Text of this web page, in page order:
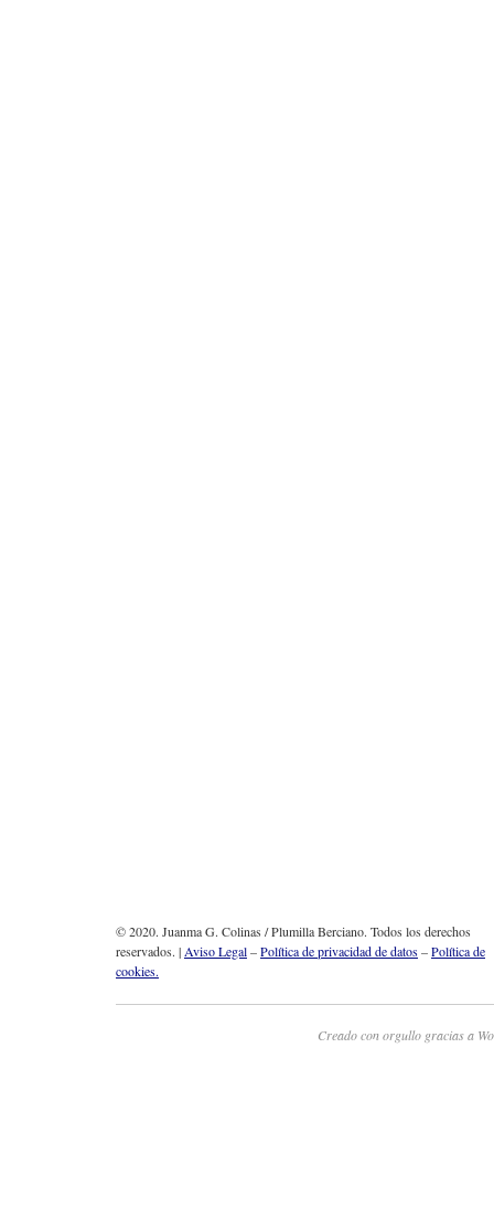
© 2020. Juanma G. Colinas / Plumilla Berciano. Todos los derechos
reservados. |Aviso Legal–Política de privacidad de datos–Política de
cookies.
Creado con orgullo gracias a